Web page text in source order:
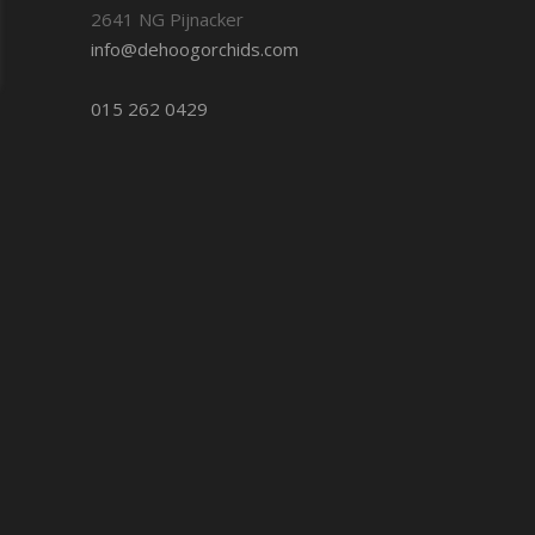
2641 NG Pijnacker
info@dehoogorchids.com
015 262 0429